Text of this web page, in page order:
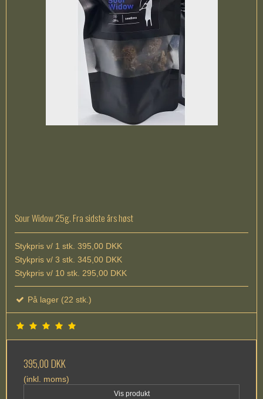
Sour Widow 25g. Fra sidste års høst
Stykpris v/ 1 stk. 395,00 DKK
Stykpris v/ 3 stk. 345,00 DKK
Stykpris v/ 10 stk. 295,00 DKK
På lager (22 stk.)
395,00 DKK
(inkl. moms)
Vis produkt